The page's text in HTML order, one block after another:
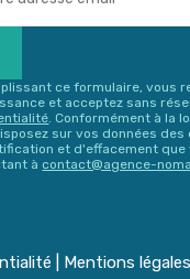
ce formulaire, vous
et acceptez sans
. Conformément à la
sur vos données
et d'effacement que
à contact@agence-
Mentions légales